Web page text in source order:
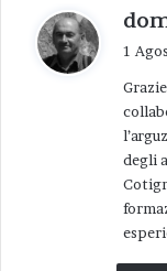
l’Arena delle
una sorta di
creatività.
e contro
così di moda
Ho dato una
Cotignola, ma
1
degli